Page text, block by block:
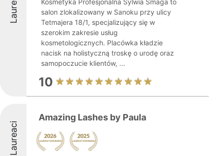
Kosmetyka Profesjonalna Sylwia Smaga to
salon zlokalizowany w Sanoku przy ulicy
Tetmajera 18/1, specjalizujący się w
szerokim zakresie usług
kosmetologicznych. Placówka kładzie
nacisk na holistyczną troskę o urodę oraz
samopoczucie klientów, ...
10
Laureaci
Amazing Lashes by Paula